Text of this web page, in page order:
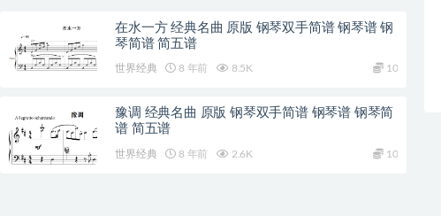
在水一方 经典名曲 原版 钢琴双手简谱 钢琴谱 钢
琴简谱 简五谱
世界经典 8 年前 8.5K 10
豫调 经典名曲 原版 钢琴双手简谱 钢琴谱 钢琴简
谱 简五谱
世界经典 8 年前 2.6K 10